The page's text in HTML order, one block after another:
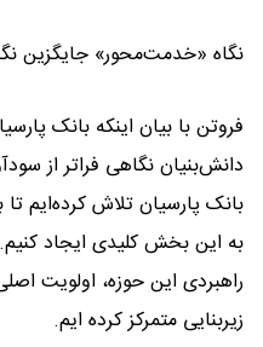
نگاه «خدمت‌محور» جایگزین
فروتن با بیان اینکه بانک
دانش‌بنیان نگاهی فراتر از
بانک پارسیان تلاش کرده‌ایم
به این بخش کلیدی ایجاد
راهبردی این حوزه، اولویت
زیربنایی متمرکز کرده ایم.